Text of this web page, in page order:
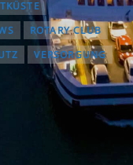
ROTARY CLUB
VERSORGUNG